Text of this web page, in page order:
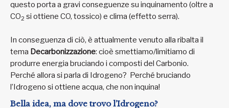
questo porta a gravi conseguenze su inquinamento (oltre a
CO2 si ottiene CO, tossico) e clima (effetto serra).
In conseguenza di ciò, è attualmente venuto alla ribalta il
tema Decarbonizzazione: cioè smettiamo/limitiamo di
produrre energia bruciando i composti del Carbonio.
Perché allora si parla di Idrogeno? Perché bruciando
l’Idrogeno si ottiene acqua, che non inquina!
Bella idea, ma dove trovo l’Idrogeno?